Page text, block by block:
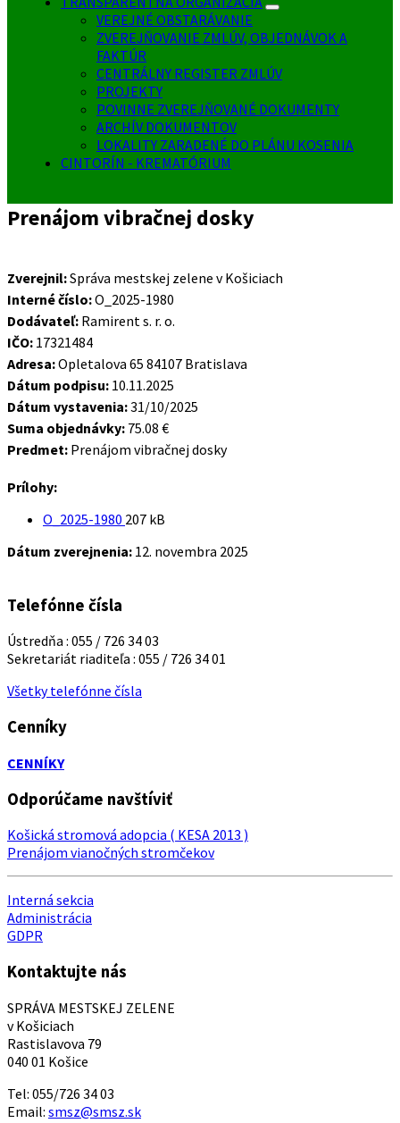
VEREJNÉ OBSTARÁVANIE
ZVEREJŇOVANIE ZMLÚV, OBJEDNÁVOK A
FAKTÚR
CENTRÁLNY REGISTER ZMLÚV
PROJEKTY
POVINNE ZVEREJŇOVANÉ DOKUMENTY
ARCHÍV DOKUMENTOV
LOKALITY ZARADENÉ DO PLÁNU KOSENIA
CINTORÍN - KREMATÓRIUM
Prenájom vibračnej dosky
Zverejnil:Správa mestskej zelene v Košiciach
Interné číslo:O_2025-1980
Dodávateľ: Ramirent s. r. o.
IČO: 17321484
Adresa:Opletalova 65 84107 Bratislava
Dátum podpisu: 10.11.2025
Dátum vystavenia:31/10/2025
Suma objednávky: 75.08 €
Predmet: Prenájom vibračnej dosky
Prílohy:
O_2025-1980 Veľkosť
207 kB
Dátum zverejnenia: 12. novembra 2025
Telefónne čísla
Ústredňa : 055 / 726 34 03
Sekretariát riaditeľa : 055 / 726 34 01
Všetky telefónne čísla
Cenníky
CENNÍKY
Odporúčame navštíviť
Košická stromová adopcia ( KESA 2013 )
Prenájom vianočných stromčekov
Interná sekcia
Administrácia
GDPR
Kontaktujte nás
SPRÁVA MESTSKEJ ZELENE
v Košiciach
Rastislavova 79
040 01 Košice
Tel: 055/726 34 03
Email: smsz@smsz.sk